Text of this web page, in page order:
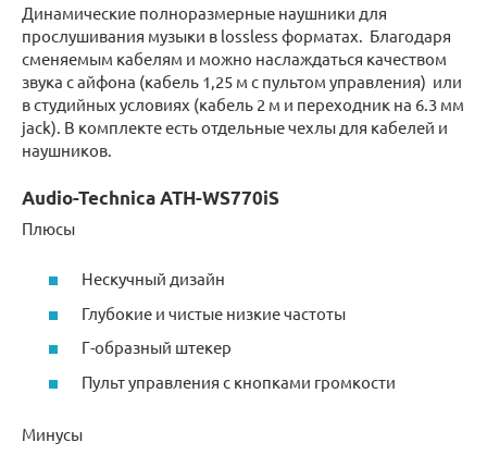
Динамические полноразмерные наушники для
прослушивания музыки в lossless форматах. Благодаря
сменяемым кабелям и можно наслаждаться качеством
звука с айфона (кабель 1,25 м с пультом управления) или
в студийных условиях (кабель 2 м и переходник на 6.3 мм
jack). В комплекте есть отдельные чехлы для кабелей и
наушников.
Audio-Technica ATH-WS770iS
Плюсы
Нескучный дизайн
Глубокие и чистые низкие частоты
Г-образный штекер
Пульт управления с кнопками громкости
Минусы